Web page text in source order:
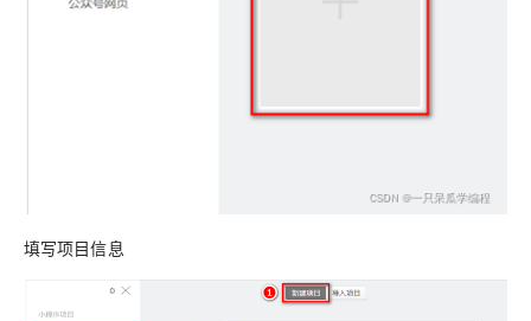
填写项目信息